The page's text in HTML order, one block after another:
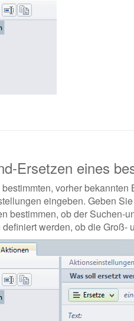
Ersetzen eines
vorher
eingeben. Geben
bestimmen, ob der Suchen-
werden, ob die